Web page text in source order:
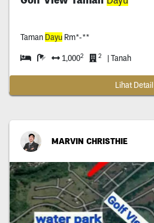
Taman DayuRm*-**
1,0002 2 | Tanah
Lihat Detail
MARVIN CHRISTHIE